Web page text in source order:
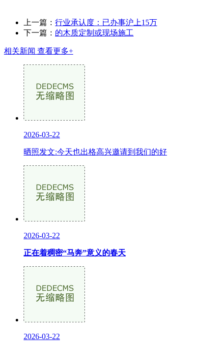
上一篇： 行业承认度：已办事沪上15万
下一篇： 的木质定制或现场施工
相关新闻 查看更多+
2026-03-22
晒照发文:今天也出格高兴邀请到我们的好
2026-03-22
正在着稠密“马奔”意义的春天
2026-03-22